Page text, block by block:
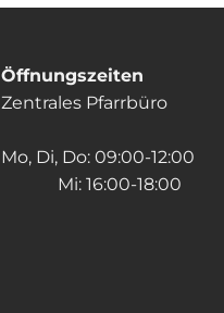
Öffnungszeiten
Zentrales Pfarrbüro
Mo, Di, Do: 09:00-12:00
Mi: 16:00-18:00